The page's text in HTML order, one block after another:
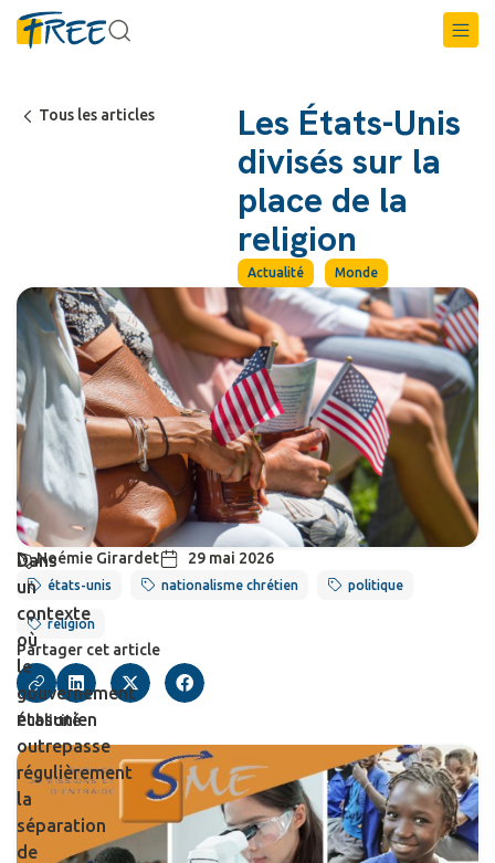
Tous les articles
Les États-Unis
divisés sur la
place de la
religion
Actualité Monde
Noémie Girardet 29 mai 2026
états-unis nationalisme chrétien politique
religion
Partager cet article
Publicité
Dans
un
contexte
où
le
gouvernement
étasunien
outrepasse
régulièrement
la
séparation
de